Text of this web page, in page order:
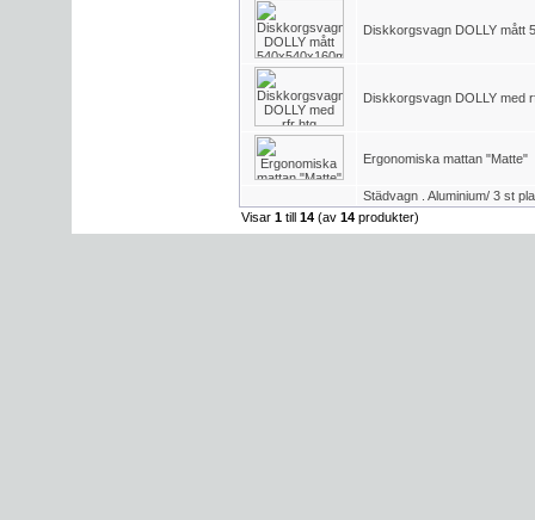
Diskkorgsvagn DOLLY mått
Diskkorgsvagn DOLLY med
Ergonomiska mattan "Matte"
Städvagn . Aluminium/ 3 st
Visar 1 till 14 (av 14 produkter)